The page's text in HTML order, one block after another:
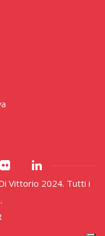
Vittorio 2024. Tutti i